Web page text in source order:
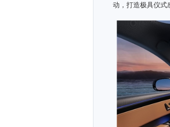
动，打造极具仪式